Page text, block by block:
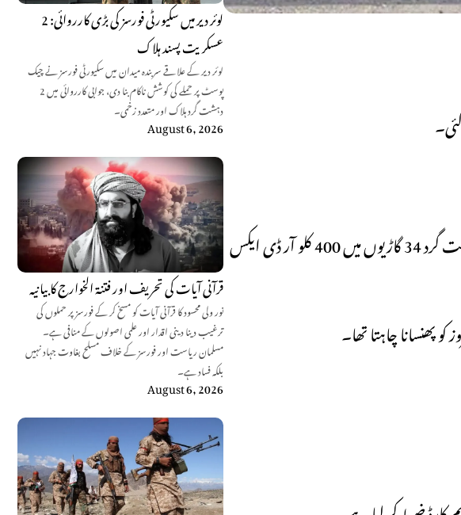
لوئر دیر میں سکیورٹی فورسز کی بڑی کارروائی: 2
عسکریت پسند ہلاک
لوئر دیر کے علاقے سربندہ میدان میں سکیورٹی فورسز نے چیک
پوسٹ پر حملے کی کوشش ناکام بنا دی، جوابی کارروائی میں 2
دہشت گرد ہلاک اور متعدد زخمی۔
August 6, 2026
قرآنی آیات کی تحریف اور فتنۃ الخوارج کا بیانیہ
نور ولی محسود کا قرآنی آیات کو مسخ کر کے فورسز پر حملوں کی
ترغیب دینا دینی اقدار اور علمی اصولوں کے منافی ہے۔
مسلمان ریاست اور فورسز کے خلاف مسلح بغاوت جہاد نہیں
بلکہ فساد ہے۔
August 6, 2026
موصول دھمکی میں کہا گیا کہ لشکر جہادی نامی فرضی تنظیم کے 14 دہشت گرد ممبئی شہر میں داخل ہو چکے ہیں، دہشت گرد 34 گاڑیوں میں 400 کلو آر ڈی ایکس
پھنسانا چاہتا تھا۔